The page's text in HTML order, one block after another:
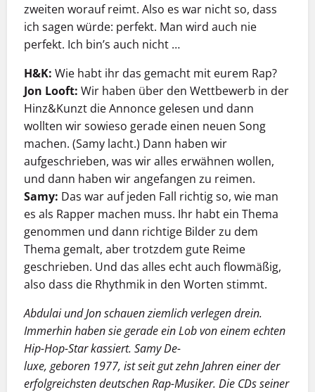
zweiten worauf reimt. Also es war nicht so, dass
ich sagen würde: perfekt. Man wird auch nie
perfekt. Ich bin’s auch nicht …
H&K: Wie habt ihr das gemacht mit eurem Rap?
Jon Looft: Wir haben über den Wettbewerb in der
Hinz&Kunzt die Annonce gelesen und dann
wollten wir sowieso gerade einen neuen Song
machen. (Samy lacht.) Dann haben wir
aufgeschrieben, was wir alles erwähnen wollen,
und dann haben wir angefangen zu reimen.
Samy: Das war auf jeden Fall richtig so, wie man
es als Rapper machen muss. Ihr habt ein Thema
genommen und dann richtige Bilder zu dem
Thema gemalt, aber trotzdem gute Reime
geschrieben. Und das alles echt auch flowmäßig,
also dass die Rhythmik in den Worten stimmt.
Abdulai und Jon schauen ziemlich verlegen drein.
Immerhin haben sie gerade ein Lob von einem echten
Hip-Hop-Star kassiert. Samy De-
luxe, geboren 1977, ist seit gut zehn Jahren einer der
erfolgreichsten deutschen Rap-Musiker. Die CDs seiner